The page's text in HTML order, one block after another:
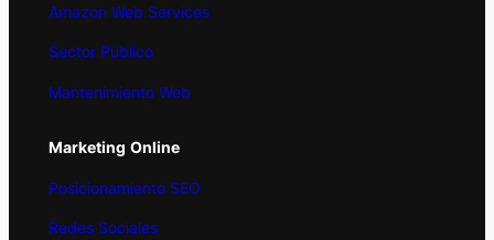
Amazon Web Services
Sector Público
Mantenimiento Web
Marketing Online
Posicionamiento SEO
Redes Sociales